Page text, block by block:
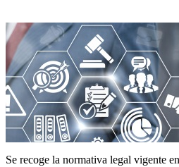
Se recoge la normativa legal vigente